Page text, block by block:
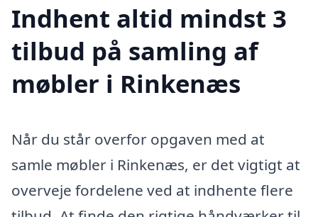
Indhent altid mindst 3
tilbud på samling af
møbler i Rinkenæs
Når du står overfor opgaven med at
samle møbler i Rinkenæs, er det vigtigt at
overveje fordelene ved at indhente flere